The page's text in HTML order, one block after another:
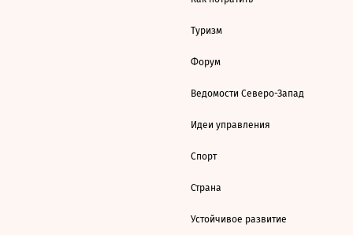
Туризм
Форум
Ведомости Северо-Запад
Идеи управления
Спорт
Страна
Устойчивое развитие